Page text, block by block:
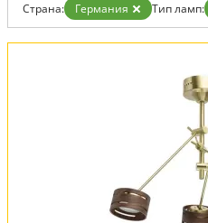
Страна: Германия Тип ламп: